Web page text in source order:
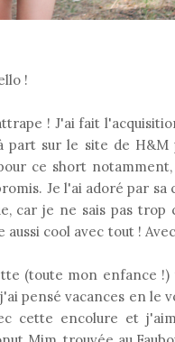
!
! J'ai fait
part sur le site de
ce short
Je l'ai adoré par
car je ne sais pas trop
cool avec tout !
(toute mon enfance !)
pensé vacances en le
cette encolure et